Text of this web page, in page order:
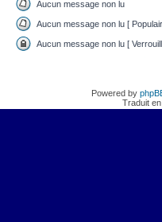
Aucun message non lu
Aucun message non lu [
Aucun message non lu [
Powered by
Traduit